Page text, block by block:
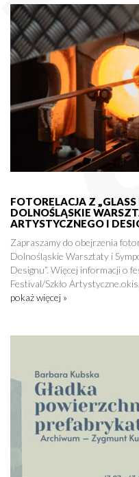
FOTORELACJA Z „GLASS
DOLNOŚLĄSKIE
ARTYSTYCZNEGO I
Zapraszamy do obejrzenia
Dolnośląskie Warsztaty i
Designu”. Więcej informacji o
Festival/Szkło
pokaż więcej »